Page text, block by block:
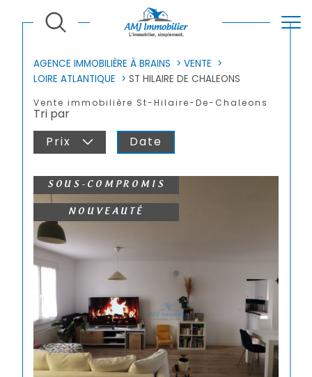
AGENCE IMMOBILIÈRE À BRAINS
VENTE
LOIRE ATLANTIQUE
ST HILAIRE DE CHALEONS
Vente immobilière St-Hilaire-De-Chaleons
Tri par
Prix
Date
SOUS-COMPROMIS
NOUVEAUTÉ